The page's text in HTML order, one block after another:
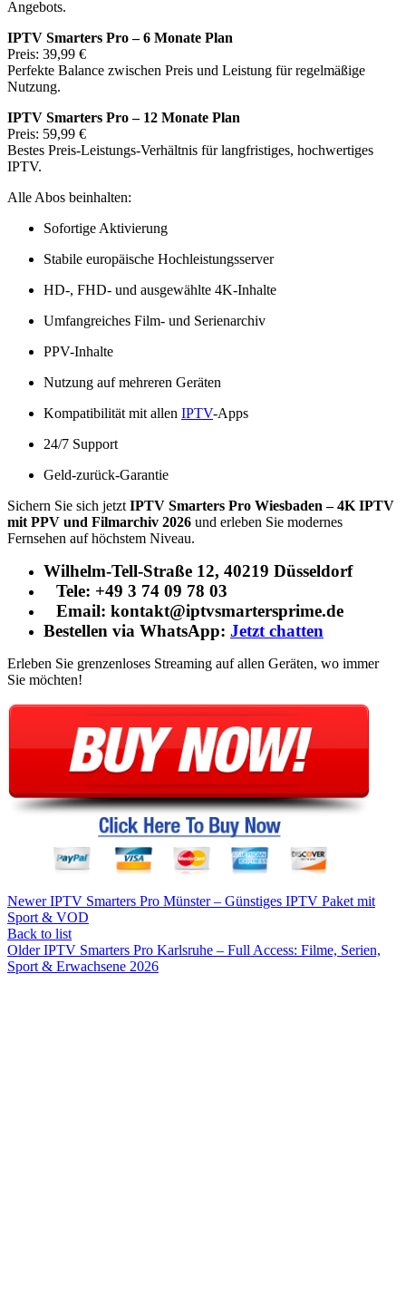
Angebots.
IPTV Smarters Pro – 6 Monate Plan
Preis: 39,99 €
Perfekte Balance zwischen Preis und Leistung für regelmäßige
Nutzung.
IPTV Smarters Pro – 12 Monate Plan
Preis: 59,99 €
Bestes Preis-Leistungs-Verhältnis für langfristiges, hochwertiges
IPTV.
Alle Abos beinhalten:
Sofortige Aktivierung
Stabile europäische Hochleistungsserver
HD-, FHD- und ausgewählte 4K-Inhalte
Umfangreiches Film- und Serienarchiv
PPV-Inhalte
Nutzung auf mehreren Geräten
Kompatibilität mit allen IPTV-Apps
24/7 Support
Geld-zurück-Garantie
Sichern Sie sich jetzt IPTV Smarters Pro Wiesbaden – 4K IPTV
mit PPV und Filmarchiv 2026 und erleben Sie modernes
Fernsehen auf höchstem Niveau.
Wilhelm-Tell-Straße 12, 40219 Düsseldorf
Tele: +49 3 74 09 78 03
Email: kontakt@iptvsmartersprime.de
Bestellen via WhatsApp: Jetzt chatten
Erleben Sie grenzenloses Streaming auf allen Geräten, wo immer
Sie möchten!
Newer IPTV Smarters Pro Münster – Günstiges IPTV Paket mit
Sport & VOD
Back to list
Older IPTV Smarters Pro Karlsruhe – Full Access: Filme, Serien,
Sport & Erwachsene 2026